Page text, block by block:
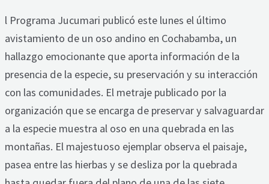
l Programa Jucumari publicó este lunes el último
avistamiento de un oso andino en Cochabamba, un
hallazgo emocionante que aporta información de la
presencia de la especie, su preservación y su interacción
con las comunidades. El metraje publicado por la
organización que se encarga de preservar y salvaguardar
a la especie muestra al oso en una quebrada en las
montañas. El majestuoso ejemplar observa el paisaje,
pasea entre las hierbas y se desliza por la quebrada